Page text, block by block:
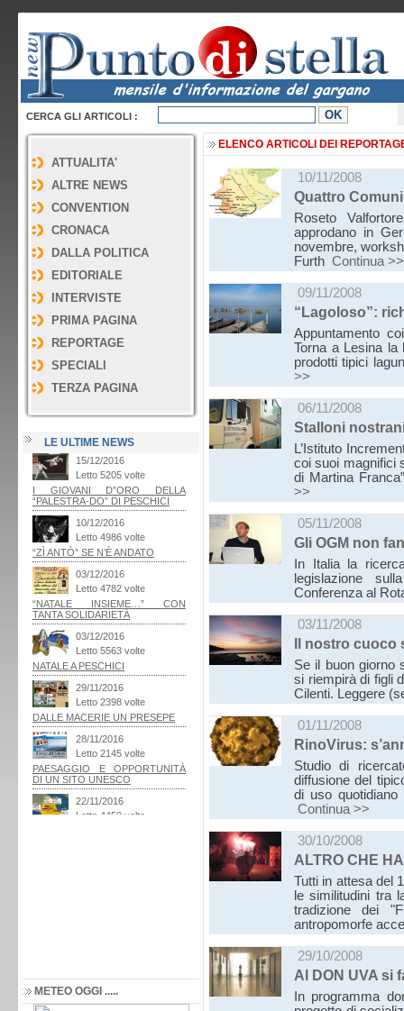
CERCA GLI ARTICOLI :
ATTUALITA'
ALTRE NEWS
CONVENTION
CRONACA
DALLA POLITICA
EDITORIALE
INTERVISTE
PRIMA PAGINA
REPORTAGE
SPECIALI
TERZA PAGINA
LE ULTIME NEWS
METEO OGGI .....
ELENCO ARTICOLI DEI
10/11/2008
Quattro
Roseto
approdano in
novembre,
Furth Continua >>
09/11/2008
“Lagoloso”:
Appuntamento
Torna a Lesina
prodotti tipici
>>
06/11/2008
Stalloni
L’Istituto
coi suoi magnifici
di Martina
>>
05/11/2008
Gli OGM non
In Italia la
legislazione
Conferenza al
03/11/2008
Il nostro cuoco
Se il buon giorno
si riempirà di figli
Cilenti. Leggere
01/11/2008
RinoVirus:
Studio di
diffusione del
di uso quotidiano
Continua >>
30/10/2008
ALTRO CHE
Tutti in attesa del
le similitudini tra
tradizione dei
antropomorfe
29/10/2008
Al DON UVA si
In programma